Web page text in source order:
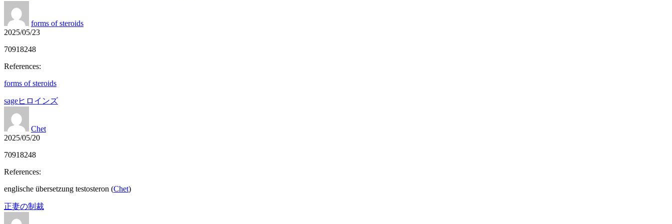
forms of steroids
2025/05/23
70918248
References:
forms of steroids
sageヒロインズ
Chet
2025/05/20
70918248
References:
englische übersetzung testosteron (Chet)
正妻の制裁